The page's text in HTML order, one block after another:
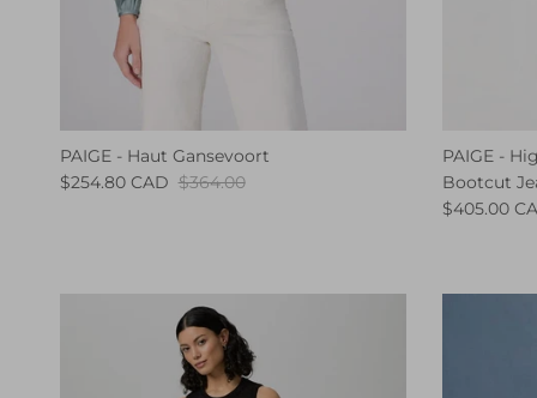
PAIGE - Haut Gansevoort
$254.80 CAD $364.00
PAIGE -
Bootcut
$405.00